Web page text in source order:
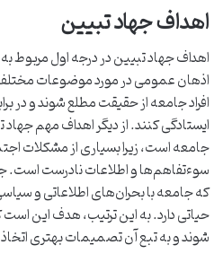
اهداف جهاد تبیین
اهداف جهاد تبیین در درجه اول مربوط
اذهان عمومی در مورد موضوعات
افراد جامعه از حقیقت مطلع شوند و در
ایستادگی کنند. از دیگر اهداف مهم
جامعه است، زیرا بسیاری از مشکلات
سوءتفاهم‌ها و اطلاعات نادرست است.
که جامعه با بحران‌های اطلاعاتی و
حیاتی دارد. به این ترتیب، هدف این
شوند و به تبع آن تصمیمات بهتری